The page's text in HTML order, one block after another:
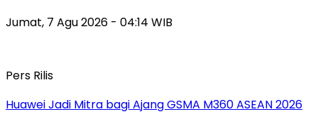
Jumat, 7 Agu 2026 - 04:14 WIB
Pers Rilis
Huawei Jadi Mitra bagi Ajang GSMA M360 ASEAN 2026